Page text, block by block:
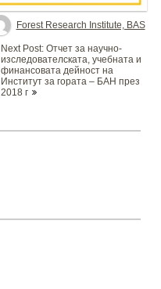
Forest Research Institute, BAS
Next Post: Отчет за научно-
изследователската, учебната и
финансовата дейност на
Институт за гората – БАН през
2018 г